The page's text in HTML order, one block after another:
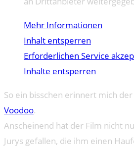
Mehr Informationen
Inhalt entsperren
Erforderlichen Service
Inhalte entsperren
So ein bisschen erinnert mich der
Voodoo.
Anscheinend hat der Film nicht
Jurys gefallen, die ihm einen